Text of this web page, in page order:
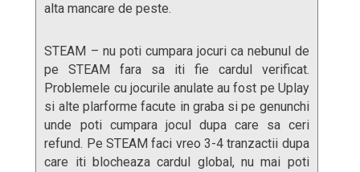
alta mancare de peste.
STEAM – nu poti cumpara jocuri ca nebunul de
pe STEAM fara sa iti fie cardul verificat.
Problemele cu jocurile anulate au fost pe Uplay
si alte plarforme facute in graba si pe genunchi
unde poti cumpara jocul dupa care sa ceri
refund. Pe STEAM faci vreo 3-4 tranzactii dupa
care iti blocheaza cardul global, nu mai poti